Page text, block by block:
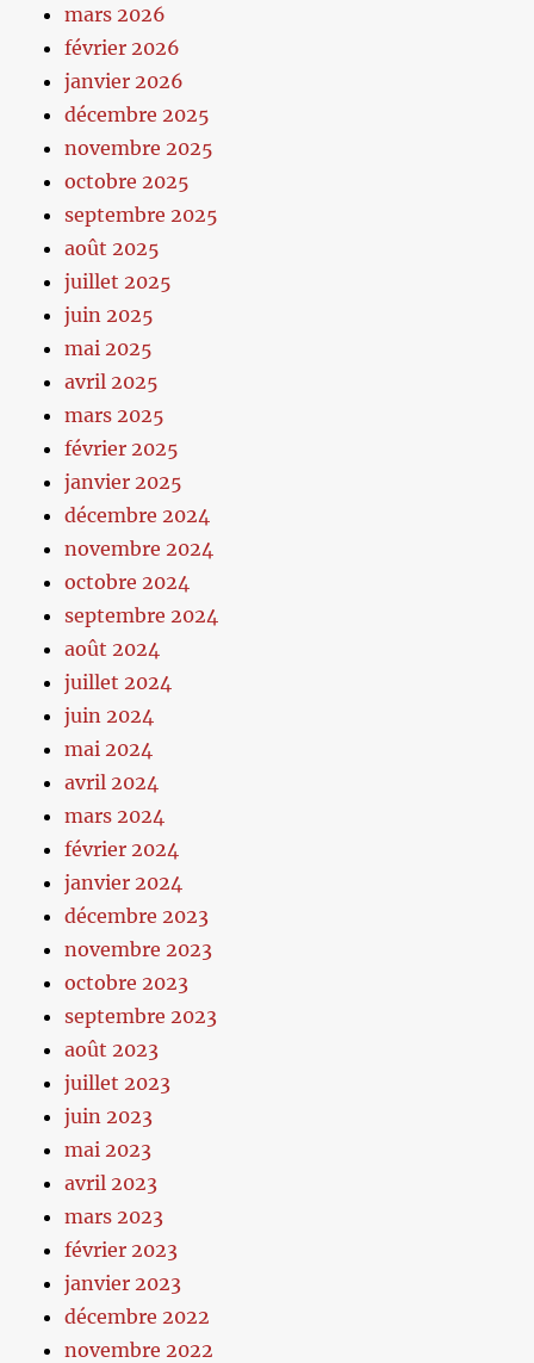
mars 2026
février 2026
janvier 2026
décembre 2025
novembre 2025
octobre 2025
septembre 2025
août 2025
juillet 2025
juin 2025
mai 2025
avril 2025
mars 2025
février 2025
janvier 2025
décembre 2024
novembre 2024
octobre 2024
septembre 2024
août 2024
juillet 2024
juin 2024
mai 2024
avril 2024
mars 2024
février 2024
janvier 2024
décembre 2023
novembre 2023
octobre 2023
septembre 2023
août 2023
juillet 2023
juin 2023
mai 2023
avril 2023
mars 2023
février 2023
janvier 2023
décembre 2022
novembre 2022